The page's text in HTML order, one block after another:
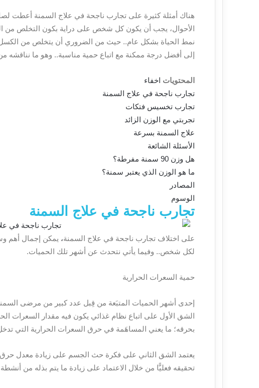
هناك أمثلة كثيرة على تجارب ناجحة في علاج السمنة أعطت
الأحوال، يجب أن يكون كل شخص على دراية بكون التخلص من
نمط الحياة بشكل عام.. حيث من الضروري أن يتخلص من الكسل
إلى أفضل درجة ممكنة مع اتباع حمية مناسبة.. وهو ما نناقشه
المحتويات اخفاء
تجارب ناجحة في علاج السمنة
تجارب تخسيس فتكات
تجربتي مع الوزن الزائد
علاج السمنة بسرعة
الأسئلة الشائعة
هل وزن 90 سمنة مفرطة؟
ما هو الوزن الذي يعتبر سمنة؟
المصادر
الوسوم
تجارب ناجحة في علاج السمنة
على اختلاف تجارب ناجحة في علاج السمنة، يمكن إجمال أهم
لكل شخص.. وفيما يأتي نتحدث عن أشهر تلك الحميات.
حمية السعرات الحرارية
إحدى أشهر الحميات المتبَعة من قِبل عدد كبير من مرضى
الشق الأول على اتباع نظام غذائي يكون فيه مقدار السعرات
بحرقه؛ ما يعني المساهَمة في حرق السعرات الحرارية التي
يعتمد الشق الثاني على فكرة حث الجسم على زيادة معدل حرق
تحقيقه فعليًّا من خلال الاعتماد على زيادة ما يتم بذله من